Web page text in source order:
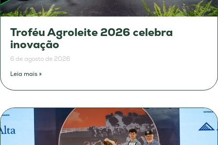
Troféu Agroleite 2026 celebra
inovação
6 de agosto de 2026
Leia mais »